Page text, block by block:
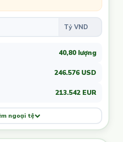
40,80 lượng
246.576 USD
213.542 EUR
ngoại tệ